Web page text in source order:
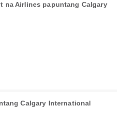
na Airlines papuntang Calgary
Calgary International